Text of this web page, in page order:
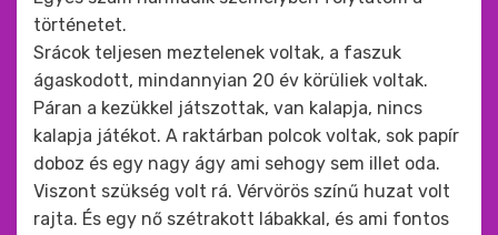
történetet.
Srácok teljesen meztelenek voltak, a faszuk
ágaskodott, mindannyian 20 év körüliek voltak.
Páran a kezükkel játszottak, van kalapja, nincs
kalapja játékot. A raktárban polcok voltak, sok papír
doboz és egy nagy ágy ami sehogy sem illet oda.
Viszont szükség volt rá. Vérvörös színű huzat volt
rajta. És egy nő szétrakott lábakkal, és ami fontos